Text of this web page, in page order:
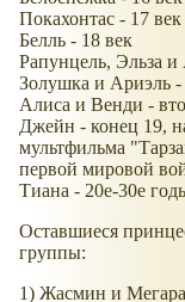
Покахонтас - 17 век
Белль - 18 век
Рапунцель, Эльза
Золушка и Ариэль -
Алиса и Венди -
Джейн - конец 19,
мультфильма
первой мировой
Тиана - 20е-30е
Оставшиеся
группы:
1) Жасмин и